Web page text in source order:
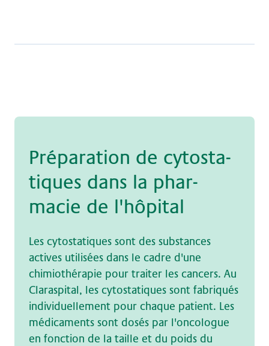
Pré­pa­ra­ti­on de cy­to­sta­
ti­ques dans la phar­
macie de l'hô­pi­tal
Les cytostatiques sont des substances
actives utilisées dans le cadre d'une
chimiothérapie pour traiter les cancers. Au
Claraspital, les cytostatiques sont fabriqués
individuellement pour chaque patient. Les
médicaments sont dosés par l'oncologue
en fonction de la taille et du poids du